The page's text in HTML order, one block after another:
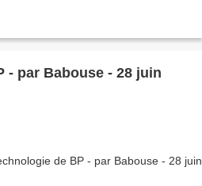
- par Babouse - 28 juin